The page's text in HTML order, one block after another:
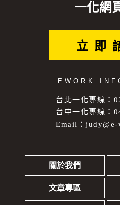
一化網
立即
EWORK
台北一化專線：
台中一化專線：
Email：
關於我們
文章專區